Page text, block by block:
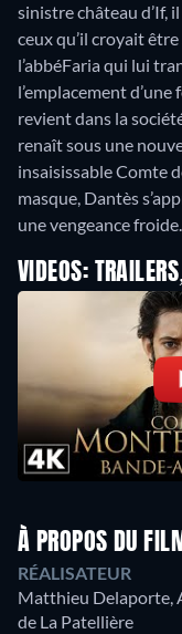
sinistre château d’If,
ceux qu’il croyait
l’abbéFaria qui lui
l’emplacement
revient dans la
renaît sous une
insaisissable Comte
masque, Dantès
une vengeance froide.
VIDEOS:
À PROPOS DU
RÉALISATEUR
Matthieu Delaporte,
de La Patellière